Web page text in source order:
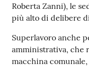
Roberta Zanni), le
più alto di delibere
Superlavoro anche
amministrativa, che
macchina